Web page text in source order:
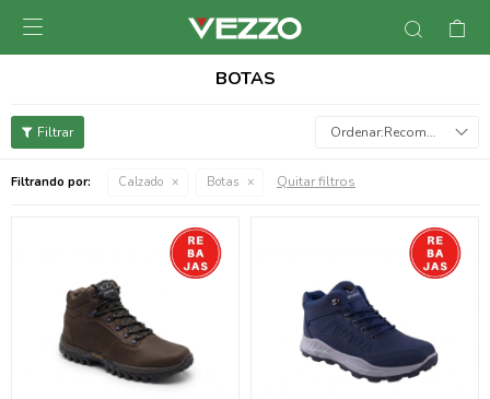

BOTAS
Recomendados
Filtrando por: Calzado Botas Quitar filtros